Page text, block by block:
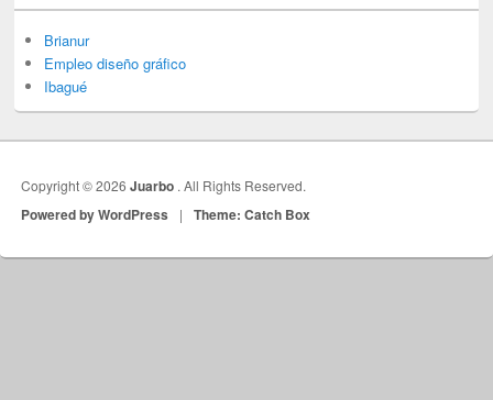
Brianur
Empleo diseño gráfico
Ibagué
Copyright © 2026Juarbo . All Rights Reserved.
Powered by WordPress | Theme: Catch Box